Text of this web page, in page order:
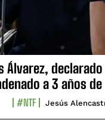
Álvarez,
a 3 años
#NTF Jesús